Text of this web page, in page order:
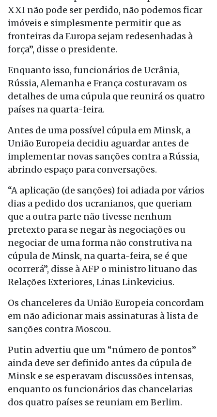
XXI não pode ser perdido, não podemos ficar
imóveis e simplesmente permitir que as
fronteiras da Europa sejam redesenhadas à
força”, disse o presidente.
Enquanto isso, funcionários de Ucrânia,
Rússia, Alemanha e França costuravam os
detalhes de uma cúpula que reunirá os quatro
países na quarta-feira.
Antes de uma possível cúpula em Minsk, a
União Europeia decidiu aguardar antes de
implementar novas sanções contra a Rússia,
abrindo espaço para conversações.
“A aplicação (de sanções) foi adiada por vários
dias a pedido dos ucranianos, que queriam
que a outra parte não tivesse nenhum
pretexto para se negar às negociações ou
negociar de uma forma não construtiva na
cúpula de Minsk, na quarta-feira, se é que
ocorrerá”, disse à AFP o ministro lituano das
Relações Exteriores, Linas Linkevicius.
Os chanceleres da União Europeia concordam
em não adicionar mais assinaturas à lista de
sanções contra Moscou.
Putin advertiu que um “número de pontos”
ainda deve ser definido antes da cúpula de
Minsk e se esperavam discussões intensas,
enquanto os funcionários das chancelarias
dos quatro países se reuniam em Berlim.